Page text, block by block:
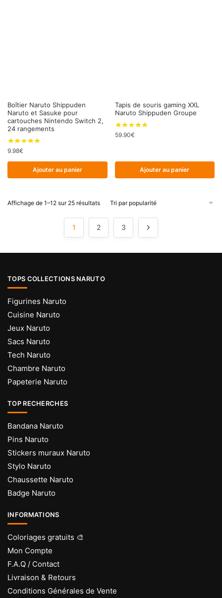
Boîtier Naruto Shippuden
Naruto et Sasuke pour
cartouches Nintendo Switch 2,
24 rangements
9.98€
Ajouter au panier
Tapis de souris gaming XXL
Naruto Shippuden Groupe
59.90€
Ajouter au panier
Affichage de 1–12 sur 25 résultatsTrié
1 2 3
TOPS COLLECTIONS NARUTO
Figurines Naruto
Cuisine Naruto
Jeux Naruto
Sacs Naruto
Tech Naruto
Chambre Naruto
Papeterie Naruto
TOP RECHERCHES
Bandana Naruto
Pins Naruto
Stickers muraux Naruto
Stylo Naruto
Chaussette Naruto
Badge Naruto
INFORMATIONS
Coloriages gratuits 🎨
Mon Compte
F.A.Q / Contact
Livraison & Retours
Conditions Générales de Vente